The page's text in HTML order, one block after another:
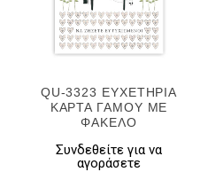
QU-3323 ΕΥΧΕΤΗΡΙΑ
ΚΑΡΤΑ ΓΑΜΟΥ ΜΕ
ΦΑΚΕΛΟ
Συνδεθείτε για να
αγοράσετε